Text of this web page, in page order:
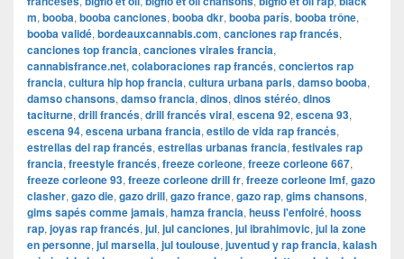
m, booba, booba canciones, booba dkr, booba parís, booba trône,
booba validé, bordeauxcannabis.com, canciones rap francés,
canciones top francia, canciones virales francia,
cannabisfrance.net, colaboraciones rap francés, conciertos rap
francia, cultura hip hop francia, cultura urbana paris, damso booba,
damso chansons, damso francia, dinos, dinos stéréo, dinos
taciturne, drill francés, drill francés viral, escena 92, escena 93,
escena 94, escena urbana francia, estilo de vida rap francés,
estrellas del rap francés, estrellas urbanas francia, festivales rap
francia, freestyle francés, freeze corleone, freeze corleone 667,
freeze corleone 93, freeze corleone drill fr, freeze corleone lmf, gazo
clasher, gazo die, gazo drill, gazo france, gazo rap, gims chansons,
gims sapés comme jamais, hamza francia, heuss l'enfoiré, hooss
rap, joyas rap francés, jul, jul canciones, jul ibrahimovic, jul la zone
en personne, jul marsella, jul toulouse, juventud y rap francia, kalash